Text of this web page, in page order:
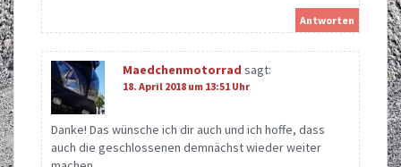
Antworten
Maedchenmotorrad sagt:
18. April 2018 um 13:51 Uhr
Danke! Das wünsche ich dir auch und ich hoffe, dass
auch die geschlossenen demnächst wieder weiter